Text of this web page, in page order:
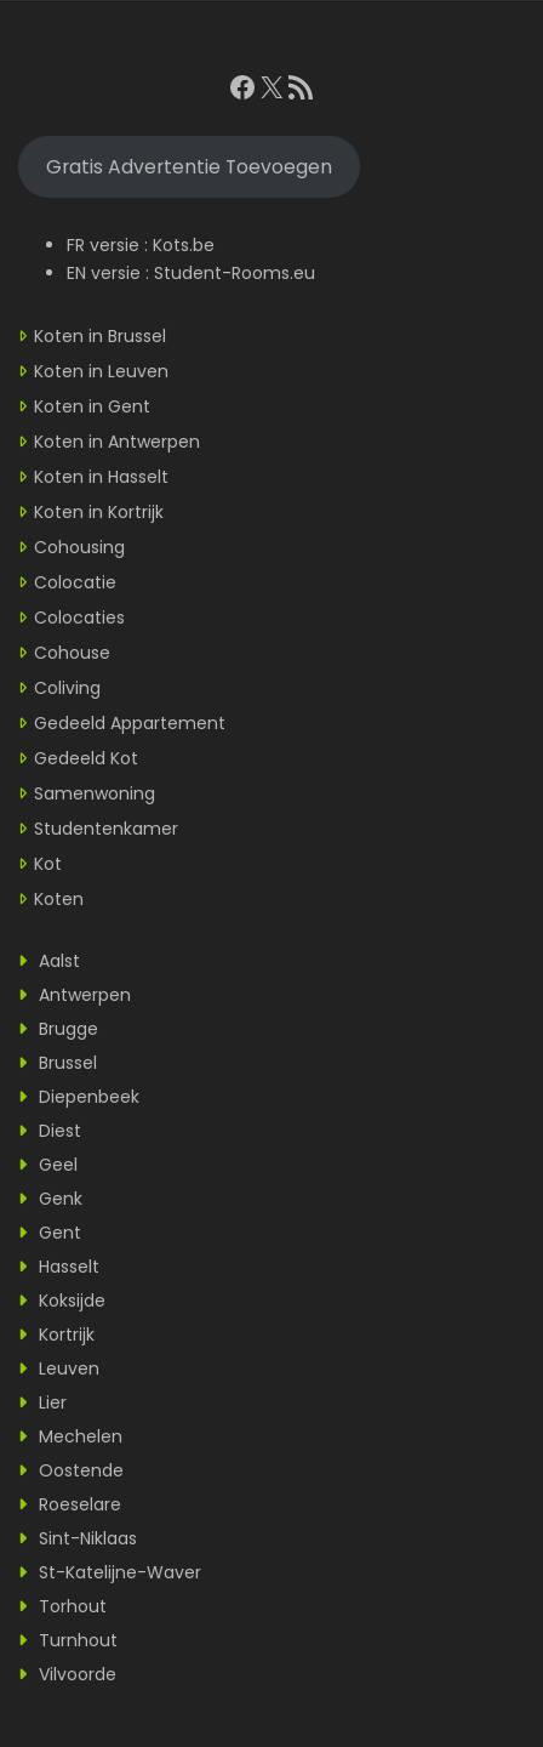
Facebook
X RSS feed
Gratis Advertentie Toevoegen
FR versie : Kots.be
EN versie : Student-Rooms.eu
Koten in Brussel
Koten in Leuven
Koten in Gent
Koten in Antwerpen
Koten in Hasselt
Koten in Kortrijk
Cohousing
Colocatie
Colocaties
Cohouse
Coliving
Gedeeld Appartement
Gedeeld Kot
Samenwoning
Studentenkamer
Kot
Koten
Aalst
Antwerpen
Brugge
Brussel
Diepenbeek
Diest
Geel
Genk
Gent
Hasselt
Koksijde
Kortrijk
Leuven
Lier
Mechelen
Oostende
Roeselare
Sint-Niklaas
St-Katelijne-Waver
Torhout
Turnhout
Vilvoorde